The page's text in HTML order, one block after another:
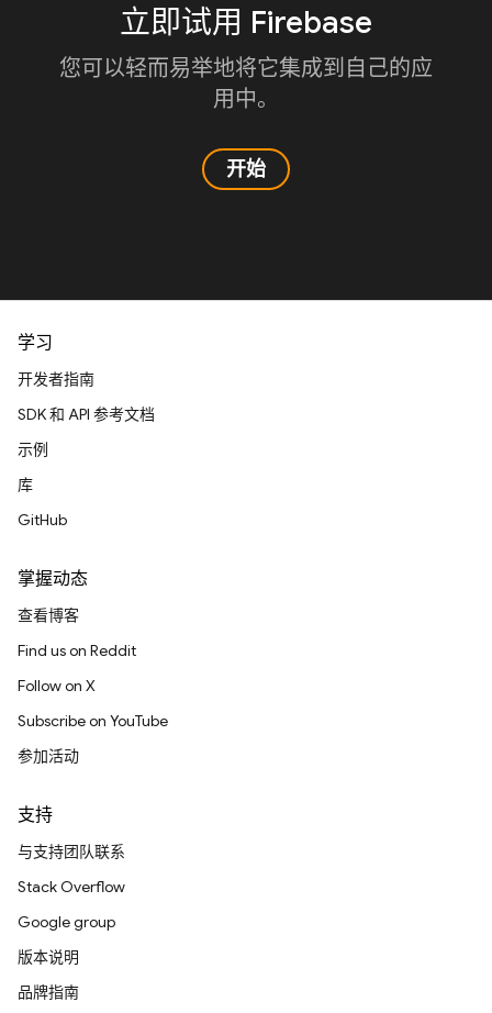
立即试用 Firebase
您可以轻而易举地将它集成到自己的应
用中。
开始
学习
开发者指南
SDK 和 API 参考文档
示例
库
GitHub
掌握动态
查看博客
Find us on Reddit
Follow on X
Subscribe on YouTube
参加活动
支持
与支持团队联系
Stack Overflow
Google group
版本说明
品牌指南